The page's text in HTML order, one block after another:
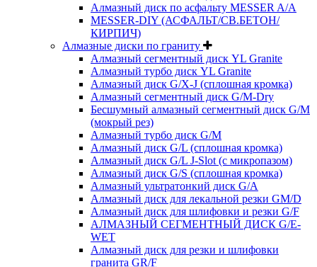
Алмазный диск по асфальту MESSER A/A
MESSER-DIY (АСФАЛЬТ/СВ.БЕТОН/
КИРПИЧ)
Алмазные диски по граниту
Алмазный сегментный диск YL Granite
Алмазный турбо диск YL Granite
Алмазный диск G/X-J (сплошная кромка)
Алмазный сегментный диск G/M-Dry
Бесшумный алмазный сегментный диск G/M
(мокрый рез)
Алмазный турбо диск G/M
Алмазный диск G/L (сплошная кромка)
Алмазный диск G/L J-Slot (с микропазом)
Алмазный диск G/S (сплошная кромка)
Алмазный ультратонкий диск G/A
Алмазный диск для лекальной резки GM/D
Алмазный диск для шлифовки и резки G/F
АЛМАЗНЫЙ СЕГМЕНТНЫЙ ДИСК G/E-
WET
Алмазный диск для резки и шлифовки
гранита GR/F